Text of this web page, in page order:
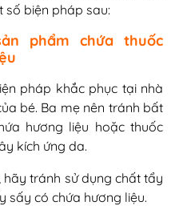
số biện pháp sau:
phẩm chứa thuốc
pháp khắc phục tại nhà
bé. Ba mẹ nên tránh bất
hương liệu hoặc thuốc
kích ứng da.
tránh sử dụng chất tẩy
sấy có chứa hương liệu.